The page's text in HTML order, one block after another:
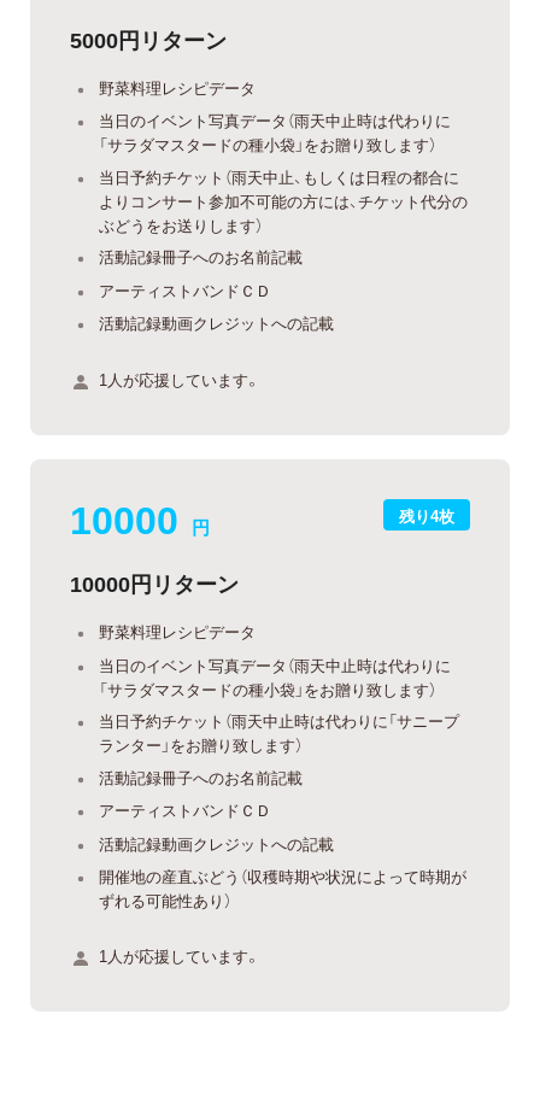
5000円リターン
野菜料理レシピデータ
当日のイベント写真データ（雨天中止時は代わりに
「サラダマスタードの種小袋」をお贈り致します）
当日予約チケット（雨天中止、もしくは日程の都合に
よりコンサート参加不可能の方には、チケット代分の
ぶどうをお送りします）
活動記録冊子へのお名前記載
アーティストバンドＣＤ
活動記録動画クレジットへの記載
1人が応援しています。
残り4枚
10000 円
10000円リターン
野菜料理レシピデータ
当日のイベント写真データ（雨天中止時は代わりに
「サラダマスタードの種小袋」をお贈り致します）
当日予約チケット（雨天中止時は代わりに「サニープ
ランター」をお贈り致します）
活動記録冊子へのお名前記載
アーティストバンドＣＤ
活動記録動画クレジットへの記載
開催地の産直ぶどう（収穫時期や状況によって時期が
ずれる可能性あり）
1人が応援しています。